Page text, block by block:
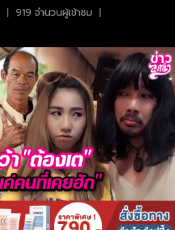
| 919 จำนวนผู้เข้าชม |